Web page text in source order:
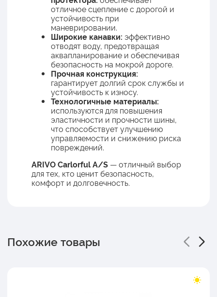
отличное сцепление с дорогой и
устойчивость при
маневрировании.
Широкие канавки: эффективно
отводят воду, предотвращая
аквапланирование и обеспечивая
безопасность на мокрой дороге.
Прочная конструкция:
гарантирует долгий срок службы и
устойчивость к износу.
Технологичные материалы:
используются для повышения
эластичности и прочности шины,
что способствует улучшению
управляемости и снижению риска
повреждений.
ARIVO Carlorful A/S — отличный выбор
для тех, кто ценит безопасность,
комфорт и долговечность.
Похожие товары